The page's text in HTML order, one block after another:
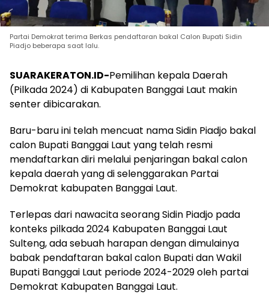
Partai Demokrat terima Berkas pendaftaran bakal Calon Bupati Sidin
Piadjo beberapa saat lalu.
SUARAKERATON.ID-Pemilihan kepala Daerah
(Pilkada 2024) di Kabupaten Banggai Laut makin
senter dibicarakan.
Baru-baru ini telah mencuat nama Sidin Piadjo bakal
calon Bupati Banggai Laut yang telah resmi
mendaftarkan diri melalui penjaringan bakal calon
kepala daerah yang di selenggarakan Partai
Demokrat kabupaten Banggai Laut.
Terlepas dari nawacita seorang Sidin Piadjo pada
konteks pilkada 2024 Kabupaten Banggai Laut
Sulteng, ada sebuah harapan dengan dimulainya
babak pendaftaran bakal calon Bupati dan Wakil
Bupati Banggai Laut periode 2024-2029 oleh partai
Demokrat Kabupaten Banggai Laut.